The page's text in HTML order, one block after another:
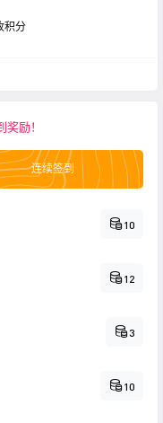
积分
励！
连续签到
10
12
3
10